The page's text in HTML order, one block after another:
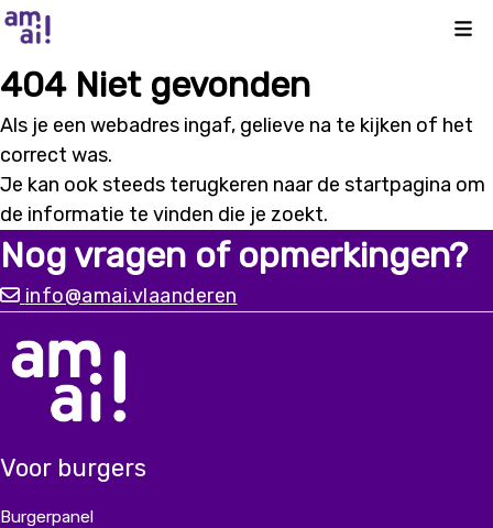
404 Niet gevonden
Als je een webadres ingaf, gelieve na te kijken of het
correct was.
Je kan ook steeds terugkeren naar de startpagina om
de informatie te vinden die je zoekt.
Nog vragen of opmerkingen?
info@amai.vlaanderen
Voor burgers
Burgerpanel